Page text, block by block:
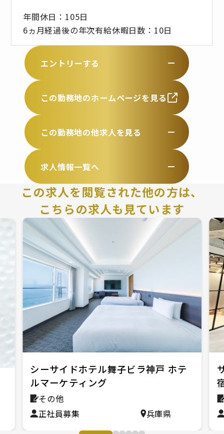
年間休日：105日
6ヵ月経過後の年次有給休暇日数：10日
エントリーする
この勤務地のホームページを見る
この勤務地の他求人を見る
求人情報一覧へ
この求人を閲覧された他の方は、
こちらの求人も見ています
シーサイドホテル舞子ビラ神戸 ホテ
ルマーケティング
その他
正社員募集
兵庫県